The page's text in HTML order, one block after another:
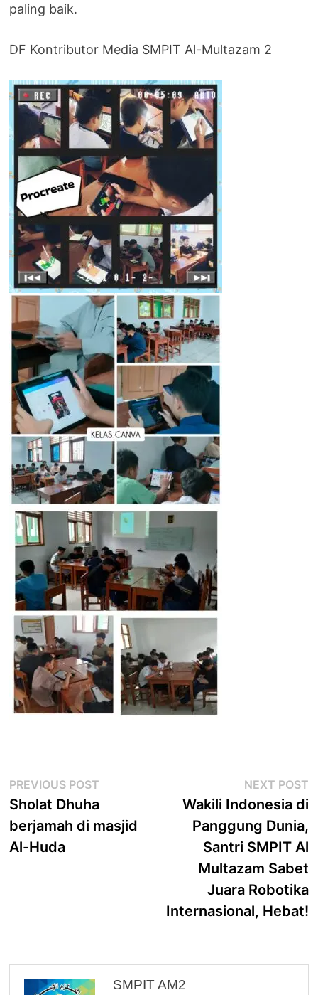
paling baik.
DF Kontributor Media SMPIT Al-Multazam 2
Post
navigation
PREVIOUS POSTPrevious
post:
Sholat Dhuha
berjamah di masjid
Al-Huda
NEXT POST
Wakili Indonesia di
Panggung Dunia,
Santri SMPIT Al
Multazam Sabet
Juara Robotika
Internasional, Hebat!
SMPIT AM2